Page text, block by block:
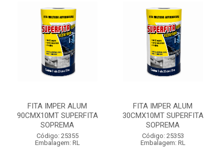
FITA IMPER ALUM
90CMX10MT SUPERFITA
SOPREMA
Código: 25355
Embalagem: RL
FITA IMPER ALUM
30CMX10MT SUPERFITA
SOPREMA
Código: 25353
Embalagem: RL